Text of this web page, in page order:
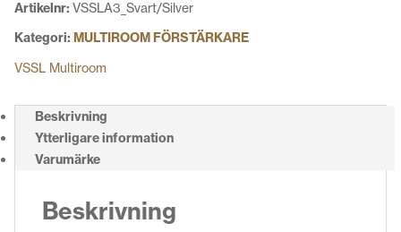
Artikelnr: VSSLA3_Svart/Silver
Kategori: MULTIROOM FÖRSTÄRKARE
VSSL Multiroom
Beskrivning
Ytterligare information
Varumärke
Beskrivning